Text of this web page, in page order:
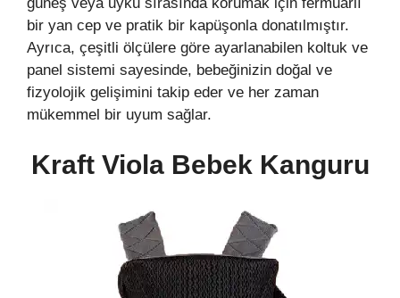
bir yan cep ve pratik bir kapüşonla donatılmıştır.
Ayrıca, çeşitli ölçülere göre ayarlanabilen koltuk ve
panel sistemi sayesinde, bebeğinizin doğal ve
fizyolojik gelişimini takip eder ve her zaman
mükemmel bir uyum sağlar.
Kraft Viola Bebek Kanguru